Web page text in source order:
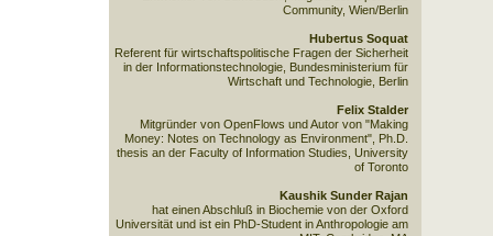
Community, Wien/Berlin
Hubertus Soquat
Referent für wirtschaftspolitische Fragen der Sicherheit
in der Informationstechnologie, Bundesministerium für
Wirtschaft und Technologie, Berlin
Felix Stalder
Mitgründer von OpenFlows und Autor von "Making
Money: Notes on Technology as Environment", Ph.D.
thesis an der Faculty of Information Studies, University
of Toronto
Kaushik Sunder Rajan
hat einen Abschluß in Biochemie von der Oxford
Universität und ist ein PhD-Student in Anthropologie am